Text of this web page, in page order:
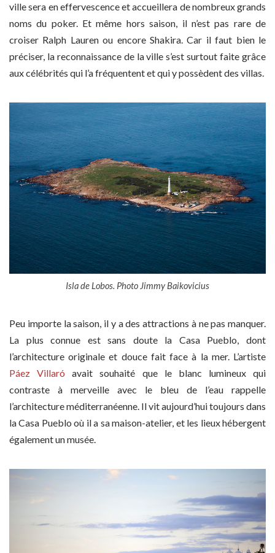
ville sera en effervescence et accueillera de nombreux grands
noms du poker. Et même hors saison, il n’est pas rare de
croiser Ralph Lauren ou encore Shakira. Car il faut bien le
préciser, la reconnaissance de la ville s’est surtout faite grâce
aux célébrités qui l’a fréquentent et qui y possèdent des villas.
Isla de Lobos. Photo Jimmy Baikovicius
Peu importe la saison, il y a des attractions à ne pas manquer.
La plus connue est sans doute la Casa Pueblo, dont
l’architecture originale et douce fait face à la mer. L’artiste
Páez Villaró avait souhaité que le blanc lumineux qui
contraste à merveille avec le bleu de l’eau rappelle
l’architecture méditerranéenne. Il vit aujourd’hui toujours dans
la Casa Pueblo où il a sa maison-atelier, et les lieux hébergent
également un musée.